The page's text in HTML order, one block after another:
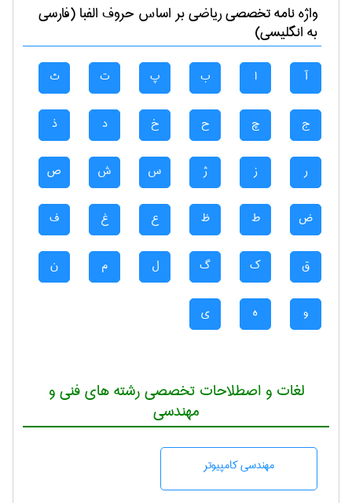
واژه نامه تخصصیرياضیبر اساس حروف الفبا (فارسی
به انگلیسی)
آ ا ب پ ت ث
ج چ ح خ د ذ
ر ز ژ س ش ص
ض ط ظ ع غ ف
ق ک گ ل م ن
و ه ی
لغات و اصطلاحات تخصصی رشته های فنی و
مهندسی
مهندسی كامپيوتر